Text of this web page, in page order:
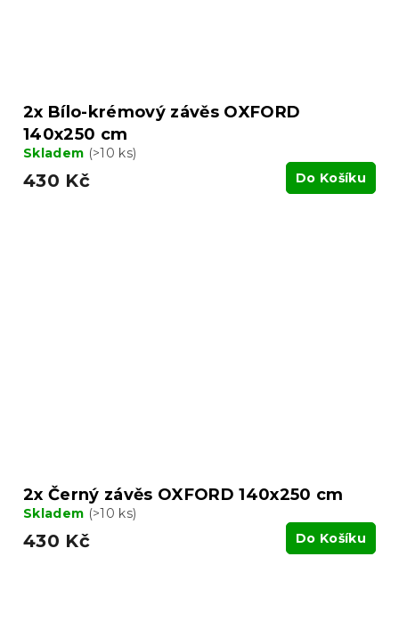
2x Bílo-krémový závěs OXFORD
140x250 cm
Skladem (>10 ks)
430 Kč Do Košíku
2x Černý závěs OXFORD 140x250 cm
Skladem (>10 ks)
430 Kč Do Košíku